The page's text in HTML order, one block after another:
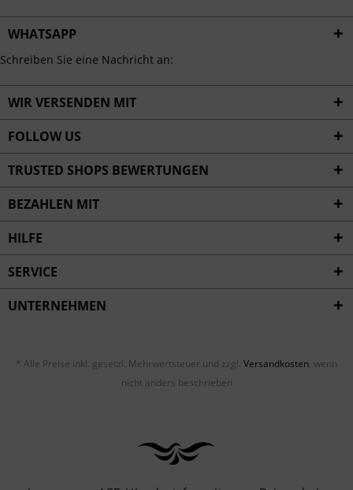
WHATSAPP
Schreiben Sie eine Nachricht an:
WIR VERSENDEN MIT
FOLLOW US
TRUSTED SHOPS BEWERTUNGEN
BEZAHLEN MIT
HILFE
SERVICE
UNTERNEHMEN
* Alle Preise inkl. gesetzl. Mehrwertsteuer und zzgl. Versandkosten, wenn
nicht anders beschrieben